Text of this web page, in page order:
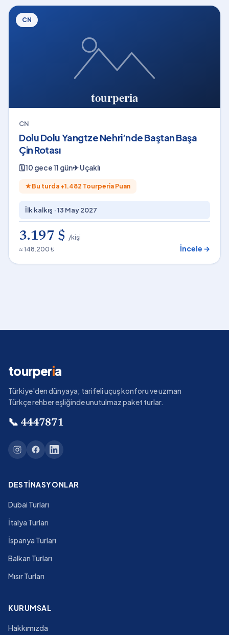
CN
CN
Dolu Dolu Yangtze Nehri’nde Baştan Başa
Çin Rotası
🗓10 gece 11 gün✈Uçaklı
★ Bu turda +1.482 Tourperia Puan
İlk kalkış ·13 May 2027
3.197 $ /kişi
≈ 148.200 ₺
İncele →
tourperia
Türkiye'den dünyaya; tarifeli uçuş konforu ve uzman
Türkçe rehber eşliğinde unutulmaz paket turlar.
📞 4447871
DESTINASYONLAR
Dubai Turları
İtalya Turları
İspanya Turları
Balkan Turları
Mısır Turları
KURUMSAL
Hakkımızda